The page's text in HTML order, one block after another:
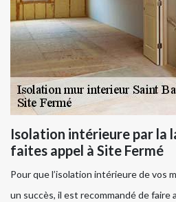
Isolation intérieure par la
faites appel à Site Fermé
Pour que l’isolation intérieure de vos
un succès, il est recommandé de faire